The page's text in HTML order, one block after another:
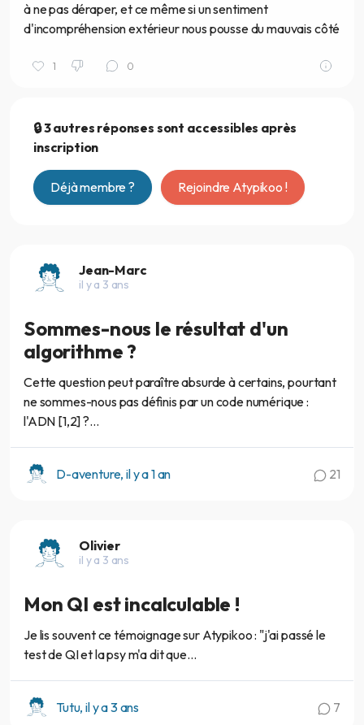
à ne pas déraper, et ce même si un sentiment
d'incompréhension extérieur nous pousse du mauvais côté
1 0
🔒 3 autres réponses sont accessibles après
inscription
Déjà membre ? Rejoindre Atypikoo !
Jean-Marc
il y a 3 ans
Sommes-nous le résultat d'un
algorithme ?
Cette question peut paraître absurde à certains, pourtant
ne sommes-nous pas définis par un code numérique :
l'ADN [1,2] ?...
D-aventure, il y a 1 an 21
Olivier
il y a 3 ans
Mon QI est incalculable !
Je lis souvent ce témoignage sur Atypikoo : "j'ai passé le
test de QI et la psy m'a dit que...
Tutu, il y a 3 ans 7